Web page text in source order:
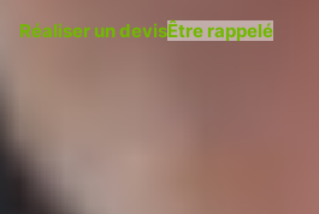
Réaliser un devisÊtre rappelé